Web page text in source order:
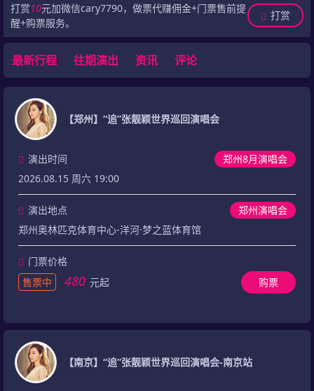
靓颖2026巡演最新行程安排(包括演出城
打赏10元加微信cary7790，做票代赚佣金+门票售前提
醒+购票服务。
打赏
最新行程 往期演出 资讯 评论
【郑州】“追”张靓颖世界巡回演唱会
郑州8月演唱会
演出时间
2026.08.15 周六 19:00
演出地点
郑州演唱会
郑州奥林匹克体育中心-洋河·梦之蓝体育馆
门票价格
售票中
480 元起 购票
【南京】“追”张靓颖世界巡回演唱会-南京站